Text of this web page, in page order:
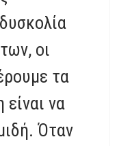
οι
τα
να
Όταν